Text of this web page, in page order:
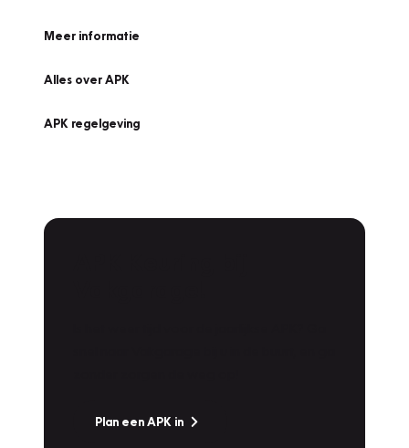
Meer informatie
Alles over APK
APK regelgeving
Plan een APK in